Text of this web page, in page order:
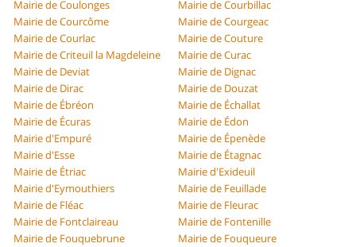
Mairie de Coulonges
Mairie de Courbillac
Mairie de Courcôme
Mairie de Courgeac
Mairie de Courlac
Mairie de Couture
Mairie de Criteuil la Magdeleine
Mairie de Curac
Mairie de Deviat
Mairie de Dignac
Mairie de Dirac
Mairie de Douzat
Mairie de Ébréon
Mairie de Échallat
Mairie de Écuras
Mairie de Édon
Mairie d'Empuré
Mairie de Épenède
Mairie d'Esse
Mairie de Étagnac
Mairie de Étriac
Mairie d'Exideuil
Mairie d'Eymouthiers
Mairie de Feuillade
Mairie de Fléac
Mairie de Fleurac
Mairie de Fontclaireau
Mairie de Fontenille
Mairie de Fouquebrune
Mairie de Fouqueure